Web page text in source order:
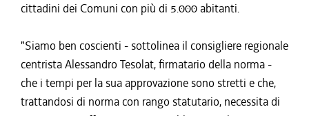
cittadini dei Comuni con più di 5.000 abitanti.
"Siamo ben coscienti - sottolinea il consigliere regionale
centrista Alessandro Tesolat, firmatario della norma -
che i tempi per la sua approvazione sono stretti e che,
trattandosi di norma con rango statutario, necessita di